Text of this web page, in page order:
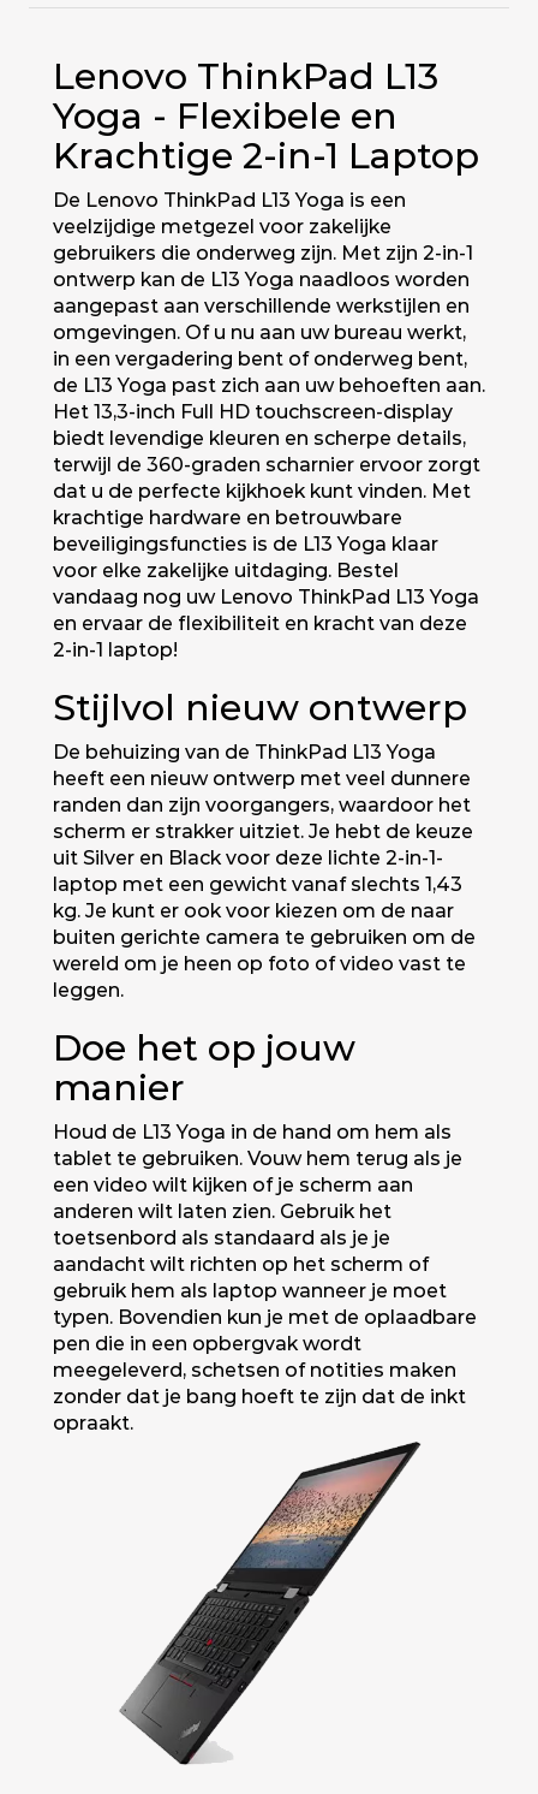
Lenovo ThinkPad L13
Yoga - Flexibele en
Krachtige 2-in-1 Laptop
De Lenovo ThinkPad L13 Yoga is een
veelzijdige metgezel voor zakelijke
gebruikers die onderweg zijn. Met zijn 2-in-1
ontwerp kan de L13 Yoga naadloos worden
aangepast aan verschillende werkstijlen en
omgevingen. Of u nu aan uw bureau werkt,
in een vergadering bent of onderweg bent,
de L13 Yoga past zich aan uw behoeften aan.
Het 13,3-inch Full HD touchscreen-display
biedt levendige kleuren en scherpe details,
terwijl de 360-graden scharnier ervoor zorgt
dat u de perfecte kijkhoek kunt vinden. Met
krachtige hardware en betrouwbare
beveiligingsfuncties is de L13 Yoga klaar
voor elke zakelijke uitdaging. Bestel
vandaag nog uw Lenovo ThinkPad L13 Yoga
en ervaar de flexibiliteit en kracht van deze
2-in-1 laptop!
Stijlvol nieuw ontwerp
De behuizing van de ThinkPad L13 Yoga
heeft een nieuw ontwerp met veel dunnere
randen dan zijn voorgangers, waardoor het
scherm er strakker uitziet. Je hebt de keuze
uit Silver en Black voor deze lichte 2-in-1-
laptop met een gewicht vanaf slechts 1,43
kg. Je kunt er ook voor kiezen om de naar
buiten gerichte camera te gebruiken om de
wereld om je heen op foto of video vast te
leggen.
Doe het op jouw
manier
Houd de L13 Yoga in de hand om hem als
tablet te gebruiken. Vouw hem terug als je
een video wilt kijken of je scherm aan
anderen wilt laten zien. Gebruik het
toetsenbord als standaard als je je
aandacht wilt richten op het scherm of
gebruik hem als laptop wanneer je moet
typen. Bovendien kun je met de oplaadbare
pen die in een opbergvak wordt
meegeleverd, schetsen of notities maken
zonder dat je bang hoeft te zijn dat de inkt
opraakt.